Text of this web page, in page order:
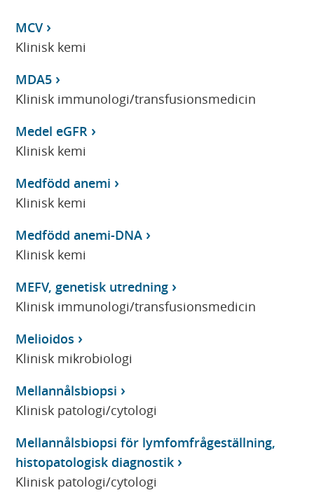
MCV
Klinisk kemi
MDA5
Klinisk immunologi/transfusionsmedicin
Medel eGFR
Klinisk kemi
Medfödd anemi
Klinisk kemi
Medfödd anemi-DNA
Klinisk kemi
MEFV, genetisk utredning
Klinisk immunologi/transfusionsmedicin
Melioidos
Klinisk mikrobiologi
Mellannålsbiopsi
Klinisk patologi/cytologi
Mellannålsbiopsi för lymfomfrågeställning,
histopatologisk diagnostik
Klinisk patologi/cytologi